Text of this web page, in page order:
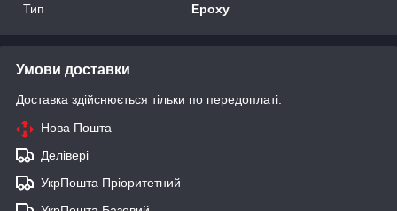
Тип
Epoxy
Умови доставки
Доставка здійснюється тільки по передоплаті.
Нова Пошта
Делівері
УкрПошта Пріоритетний